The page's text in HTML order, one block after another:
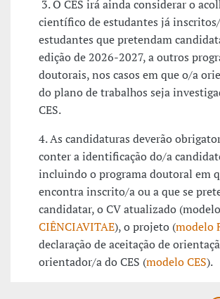
3. O CES irá ainda considerar o
científico de estudantes já
estudantes que pretendam
edição de 2026-2027, a outros
doutorais, nos casos em que o/a
do plano de trabalhos seja
CES.
4. As candidaturas deverão
conter a identificação do/a
incluindo o programa doutoral em
encontra inscrito/a ou a que se
candidatar, o CV atualizado (modelo
CIÊNCIAVITAE), o projeto (modelo
declaração de aceitação de
orientador/a do CES (modelo CES).